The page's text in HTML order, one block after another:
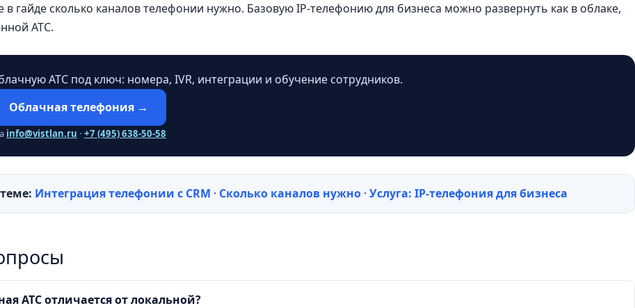
в гайде сколько каналов телефонии нужно. Базовую IP-телефонию для бизнеса можно развернуть как в облаке,
АТС.
АТС под ключ: номера, IVR, интеграции и обучение сотрудников.
Облачная телефония →
info@vistlan.ru · +7 (495) 638-50-58
Интеграция телефонии с CRM · Сколько каналов нужно · Услуга: IP-телефония для бизнеса
АТС отличается от локальной?